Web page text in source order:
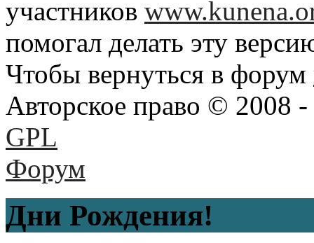
участников
помогал делать эту
Чтобы вернуться в форум
Авторское право © 2008
GPL
Форум
Дни Рождения!